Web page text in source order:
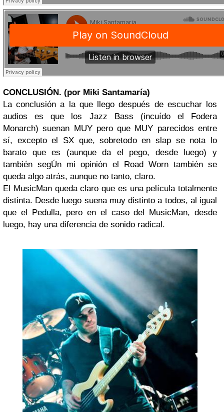
CONCLUSIÓN. (por Miki Santamaría)
La conclusión a la que llego después de escuchar los
audios es que los Jazz Bass (incuído el Fodera
Monarch) suenan MUY pero que MUY parecidos entre
sí, excepto el SX que, sobretodo en slap se nota lo
barato que es (aunque da el pego, desde luego) y
también segÚn mi opinión el Road Worn también se
queda algo atrás, aunque no tanto, claro.
El MusicMan queda claro que es una película totalmente
distinta. Desde luego suena muy distinto a todos, al igual
que el Pedulla, pero en el caso del MusicMan, desde
luego, hay una diferencia de sonido radical.